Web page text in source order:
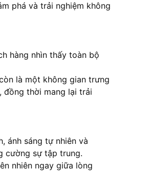
phá và trải nghiệm không
hàng nhìn thấy toàn bộ
là một không gian trưng
đồng thời mang lại trải
ánh sáng tự nhiên và
cường sự tập trung.
nhiên ngay giữa lòng